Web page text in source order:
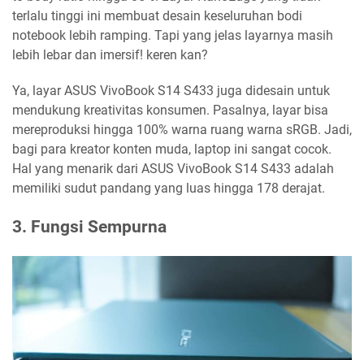
terlalu tinggi ini membuat desain keseluruhan bodi
notebook lebih ramping. Tapi yang jelas layarnya masih
lebih lebar dan imersif! keren kan?
Ya, layar ASUS VivoBook S14 S433 juga didesain untuk
mendukung kreativitas konsumen. Pasalnya, layar bisa
mereproduksi hingga 100% warna ruang warna sRGB. Jadi,
bagi para kreator konten muda, laptop ini sangat cocok.
Hal yang menarik dari ASUS VivoBook S14 S433 adalah
memiliki sudut pandang yang luas hingga 178 derajat.
3. Fungsi Sempurna